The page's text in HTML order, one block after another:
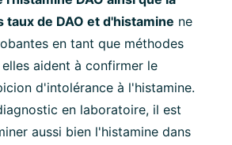
de DAO et d'histamine ne
en tant que méthodes
aident à confirmer le
d'intolérance à l'histamine.
en laboratoire, il est
aussi bien l'histamine dans